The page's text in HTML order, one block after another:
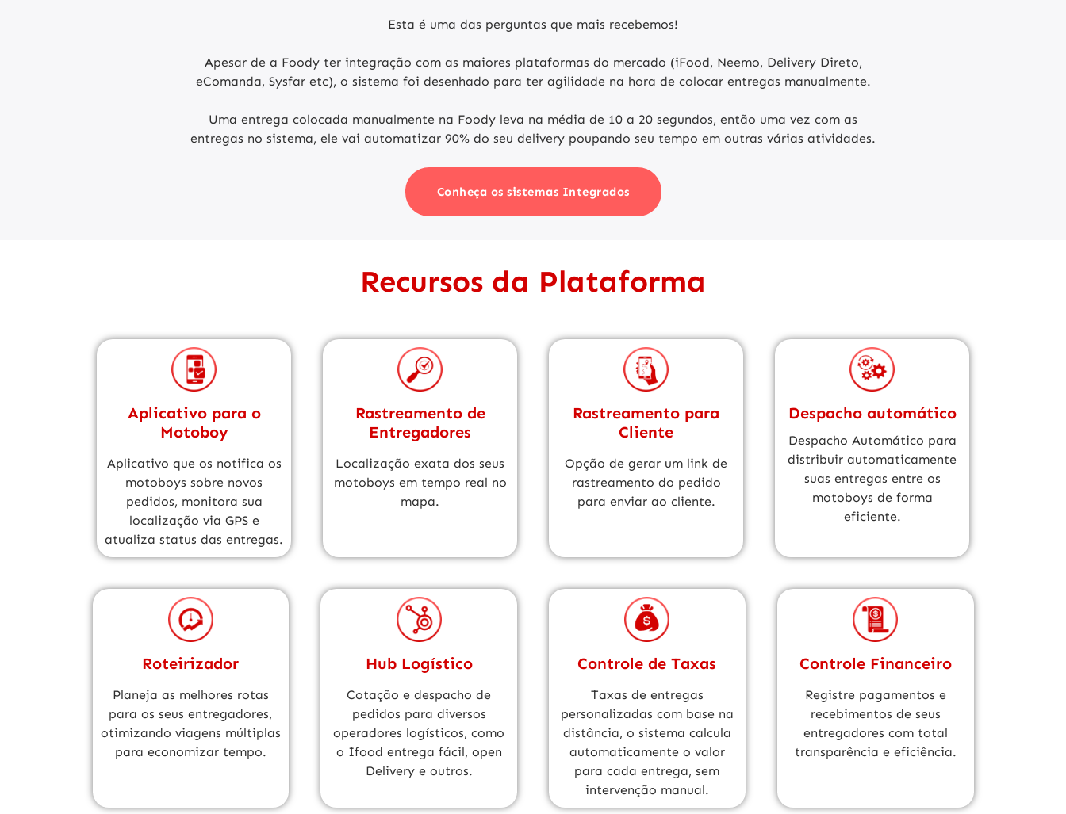
Esta é uma das perguntas que mais recebemos!
Apesar de a Foody ter integração com as maiores plataformas do mercado (iFood, Neemo, Delivery Direto,
eComanda, Sysfar etc), o sistema foi desenhado para ter agilidade na hora de colocar entregas manualmente.
Uma entrega colocada manualmente na Foody leva na média de 10 a 20 segundos, então uma vez com as
entregas no sistema, ele vai automatizar 90% do seu delivery poupando seu tempo em outras várias atividades.
Conheça os sistemas Integrados
Recursos da Plataforma
Aplicativo para o
Motoboy
Aplicativo que os notifica os
motoboys sobre novos
pedidos, monitora sua
localização via GPS e
atualiza status das entregas.
Rastreamento de
Entregadores
Localização exata dos seus
motoboys em tempo real no
mapa.
Rastreamento para
Cliente
Opção de gerar um link de
rastreamento do pedido
para enviar ao cliente.
Despacho automático
Despacho Automático para
distribuir automaticamente
suas entregas entre os
motoboys de forma
eficiente.
Roteirizador
Planeja as melhores rotas
para os seus entregadores,
otimizando viagens múltiplas
para economizar tempo.
Hub Logístico
Cotação e despacho de
pedidos para diversos
operadores logísticos, como
o Ifood entrega fácil, open
Delivery e outros.
Controle de Taxas
Taxas de entregas
personalizadas com base na
distância, o sistema calcula
automaticamente o valor
para cada entrega, sem
intervenção manual.
Controle Financeiro
Registre pagamentos e
recebimentos de seus
entregadores com total
transparência e eficiência.